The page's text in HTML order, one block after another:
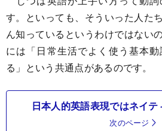
す。といっても、そういった人た
ん知っているというわけではない
には「日常生活でよく使う基本
る」という共通点があるのです。
日本人的英語表現ではネイ
次のページ